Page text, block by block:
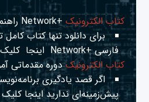
کتاب الکترونیک+Network راهنمای شبکه‌ها
برای دانلود تنها کتاب کامل
فارسی +Network
اینجا
کتاب الکترونیکدوره مقدماتی
اگر قصد یادگیری
پیش‌زمینه‌ای نداریداینجا کلیک